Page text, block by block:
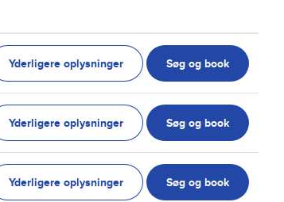
Yderligere oplysninger Søg og book
Yderligere oplysninger Søg og book
Yderligere oplysninger Søg og book